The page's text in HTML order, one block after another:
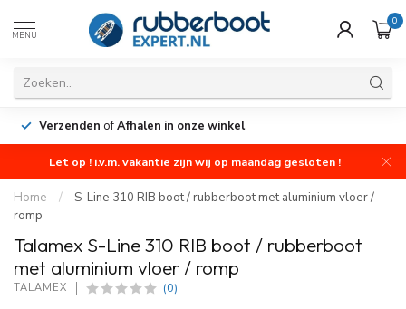
MENU
0
Verzenden ofAfhalen in onze winkel
Let op ! i.v.m. vakantie zijn wij op maandag gesloten !
Home /
S-Line 310 RIB boot / rubberboot met aluminium vloer /
romp
Talamex S-Line 310 RIB boot / rubberboot
met aluminium vloer / romp
TALAMEX (0)